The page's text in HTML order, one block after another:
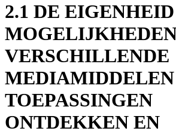
2.1 DE
VERSCHILLENDE
TOEPASSINGEN
ONTDEKKEN EN